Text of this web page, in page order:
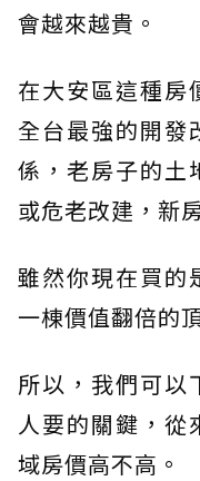
會越來越貴。
在大安區這種房
全台最強的開發
係，老房子的土
或危老改建，新
雖然你現在買的
一棟價值翻倍的
所以，我們可以
人要的關鍵，從
域房價高不高。